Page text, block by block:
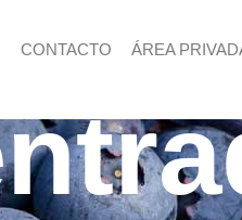
CONTACTO ÁREA